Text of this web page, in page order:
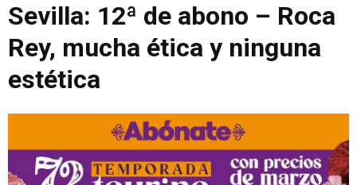
Sevilla: 12ª de abono – Roca
Rey, mucha ética y ninguna
estética